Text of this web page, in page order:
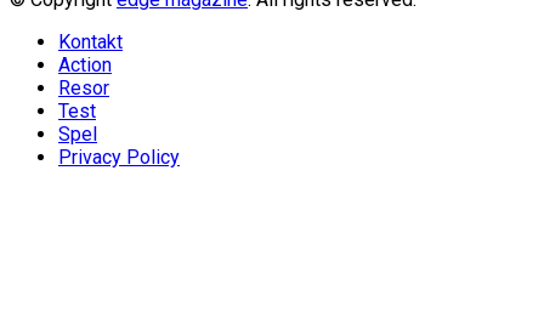
Kontakt
Action
Resor
Test
Spel
Privacy Policy